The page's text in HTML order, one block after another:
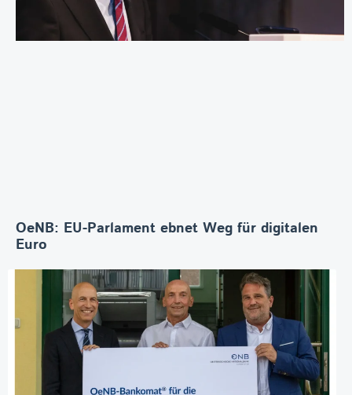
OeNB: EU-Parlament ebnet Weg für digitalen
Euro